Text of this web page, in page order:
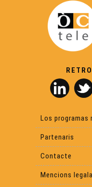
Los 30 ans
L'ABC del
La
Una
Reportatge
Videojòc e
Los programas
Partenaris
Contacte
Mencions